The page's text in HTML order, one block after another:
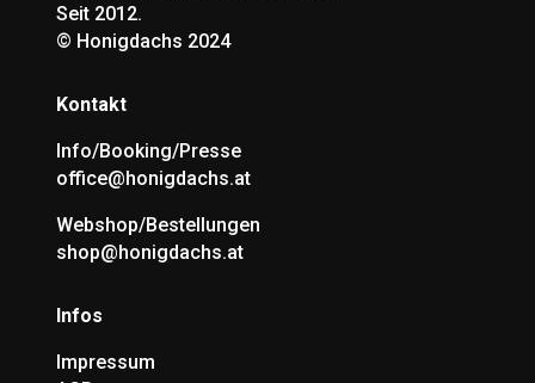
Seit 2012.
© Honigdachs 2024
Kontakt
Info/Booking/Presse
office@honigdachs.at
Webshop/Bestellungen
shop@honigdachs.at
Infos
Impressum